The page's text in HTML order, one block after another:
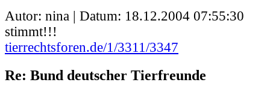
Autor: nina | Datum: 18.12.2004 07:55:30
stimmt!!!
tierrechtsforen.de/1/3311/3347
Re: Bund deutscher Tierfreunde